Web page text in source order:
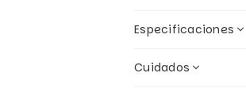
Especificaciones
Cuidados